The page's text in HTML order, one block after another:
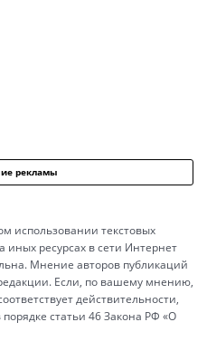
рекламы
использовании текстовых
иных ресурсах в сети Интернет
Мнение авторов публикаций
Если, по вашему мнению,
действительности,
статьи 46 Закона РФ «О